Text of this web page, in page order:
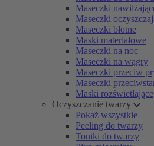
Maseczki
Maseczki
Maseczki błotne
Maski materiałowe
Maseczki na noc
Maseczki na wągry
Maseczki przeciw
Maseczki
Maski rozświetlające
Oczyszczanie twarzy
Pokaż wszystkie
Peeling do twarzy
Toniki do twarzy